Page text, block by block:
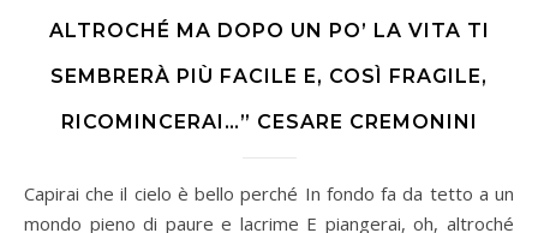
ALTROCHÉ MA DOPO UN PO’ LA VITA TI
SEMBRERÀ PIÙ FACILE E, COSÌ FRAGILE,
RICOMINCERAI…” CESARE CREMONINI
Capirai che il cielo è bello perché In fondo fa da tetto a un
mondo pieno di paure e lacrime E piangerai, oh, altroché